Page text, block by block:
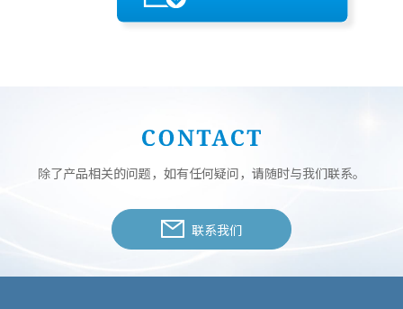
除了产品相关的问题，如有任何疑问，请随时与我们联系。
联系我们